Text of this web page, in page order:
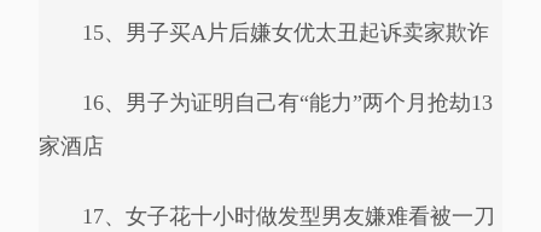
15、男子买A片后嫌女优太丑起诉卖家欺诈
16、男子为证明自己有“能力”两个月抢劫13
家酒店
17、女子花十小时做发型男友嫌难看被一刀